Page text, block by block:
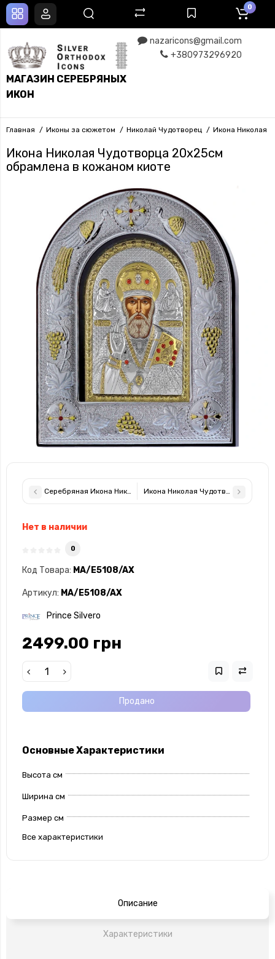
МАГАЗИН СЕРЕБРЯНЫХ
ИКОН
nazaricons@gmail.com
+380973296920
0
Главная Иконы за сюжетом Николай Чудотворец Икона Николая
Икона Николая Чудотворца 20x25см
обрамлена в кожаном киоте
Серебряная Икона Николай Чудотворец 5,8х7,5см арочной
Нет в наличии
0
Код Товара: MA/E5108/AX
Артикул: MA/E5108/AX
Prince Silvero
2499.00 грн
Продано
Основные Характеристики
Высота см
Ширина см
Размер см
Все характеристики
Описание
Характеристики